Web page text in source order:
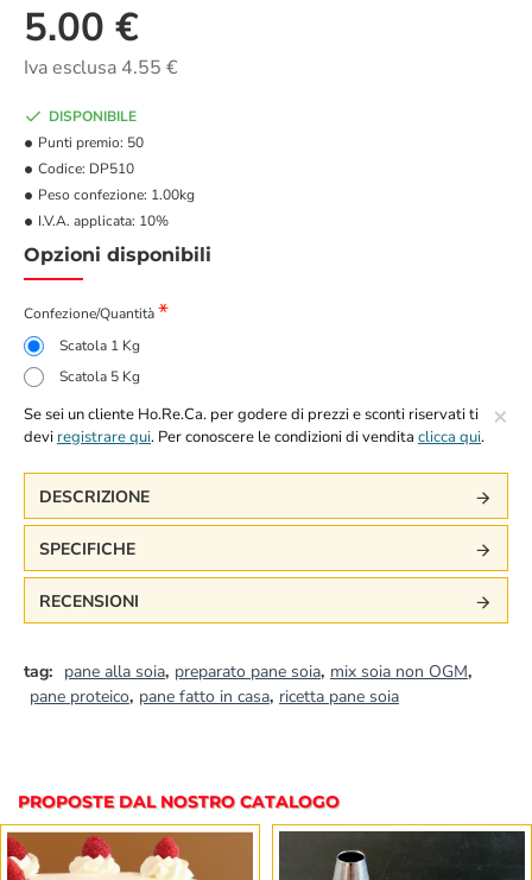
5.00 €
Iva esclusa 4.55 €
DISPONIBILE
Punti premio: 50
Codice: DP510
Peso confezione: 1.00kg
I.V.A. applicata: 10%
Opzioni disponibili
Confezione/Quantità
Scatola 1 Kg
Scatola 5 Kg
×
Se sei un cliente Ho.Re.Ca. per godere di prezzi e sconti riservati ti
devi registrare qui. Per conoscere le condizioni di vendita clicca qui.
DESCRIZIONE
SPECIFICHE
RECENSIONI
tag: pane alla soia, preparato pane soia, mix soia non OGM,
pane proteico, pane fatto in casa, ricetta pane soia
PROPOSTE DAL NOSTRO CATALOGO